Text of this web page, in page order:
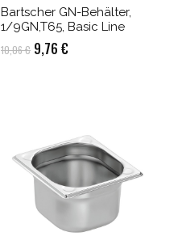
Bartscher GN-Behälter,
1/9GN,T65, Basic Line
10,06€ Ursprünglicher
9,76 €Aktueller